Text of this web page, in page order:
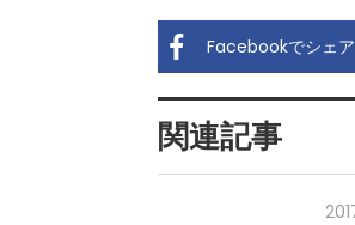
Facebookでシェア
関連記事